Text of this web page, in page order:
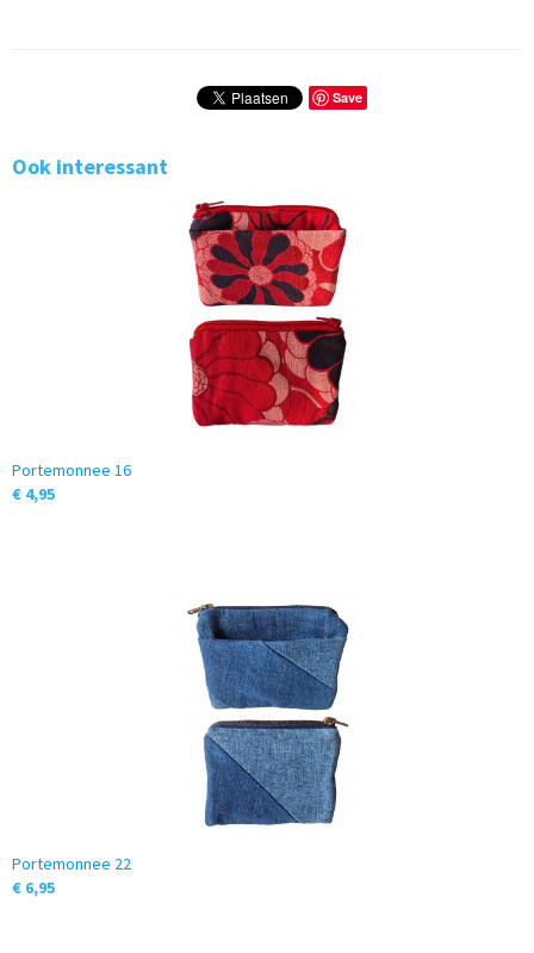
Save
Ook interessant
Portemonnee 16
€ 4,95
Portemonnee 22
€ 6,95